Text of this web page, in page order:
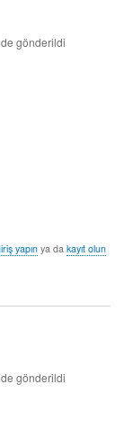
gönderildi
yapınya da kayıt olun
gönderildi